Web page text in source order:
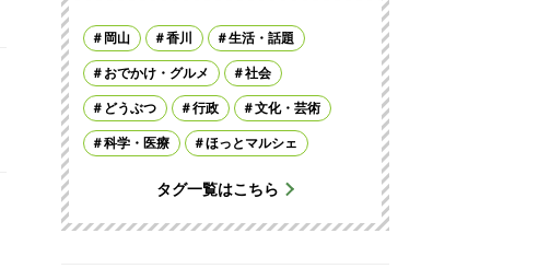
岡山 香川 生活・話題
おでかけ・グルメ 社会
どうぶつ 行政 文化・芸術
科学・医療 ほっとマルシェ
タグ一覧はこちら